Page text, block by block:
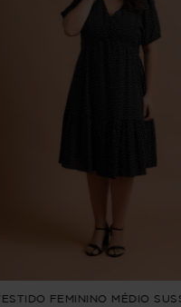
FEMININO MÉDIO